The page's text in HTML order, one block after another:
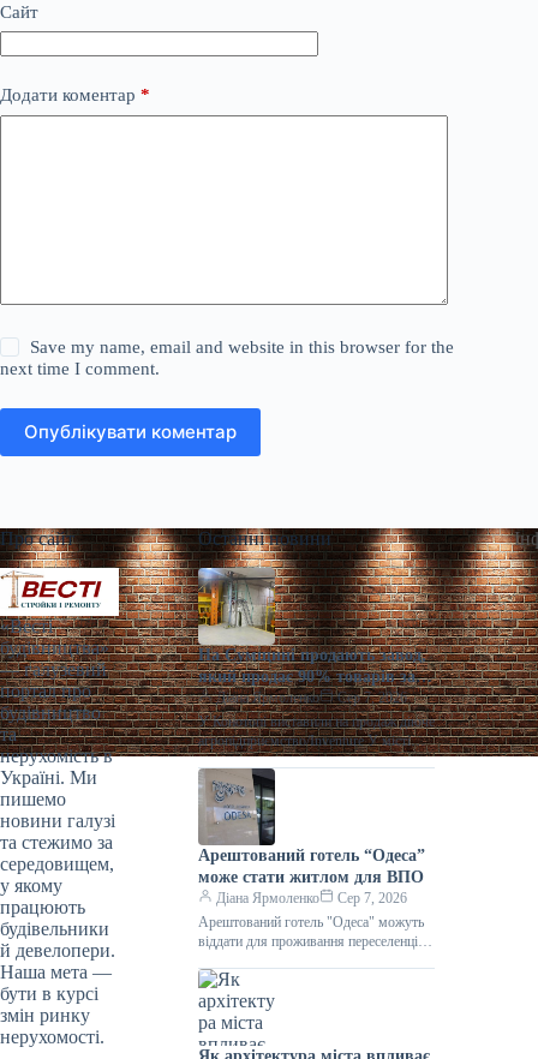
Сайт
Додати коментар *
Save my name, email and website in this browser for the
next time I comment.
Опублікувати коментар
Про сайт
«Весті
будівництва»
— галузевий
портал про
будівництво
та
нерухомість в
Україні. Ми
пишемо
новини галузі
та стежимо за
середовищем,
у якому
працюють
будівельники
й девелопери.
Наша мета —
бути в курсі
змін ринку
нерухомості.
Останні новини
На Сумщині продають завод,
який продає 90% товарів за
кордон
Діана Ярмоленко
Сер 7, 2026
У Конотопі виставили на продаж діюче
агропідприємство/Inventure У місті
Конотоп Сумської області виставили
на продаж 100% корпоративних прав
діючого агропереробного
Арештований готель “Одеса”
може стати житлом для ВПО
Діана Ярмоленко
Сер 7, 2026
Арештований готель "Одеса" можуть
віддати для проживання переселенців /
може стати першим арештованим
об’єктом нерухомості,